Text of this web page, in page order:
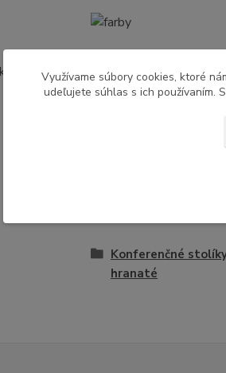
Pôvod tovaru
Konferenčné
hranaté
Využívame súbory cookies, ktoré
udeľujete súhlas s ich používaním.